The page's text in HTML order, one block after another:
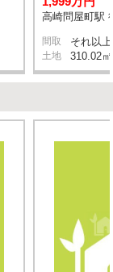
高崎問屋町駅
間取 それ以上
土地 310.02㎡